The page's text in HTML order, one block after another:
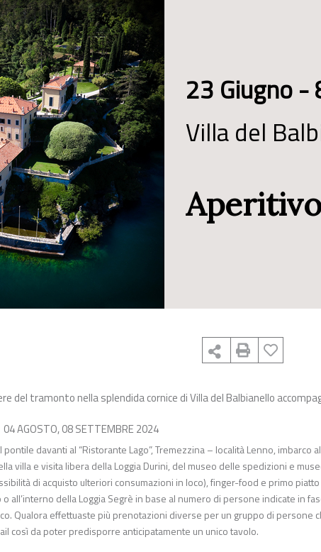
23 Giugno
Villa del
del tramonto nella splendida cornice di Villa del Balbianello
04 AGOSTO, 08 SETTEMBRE 2024
davanti al “Ristorante Lago”, Tremezzina – località Lenno, imbarco
villa e visita libera della Loggia Durini, del museo delle spedizioni e
di acquisto ulteriori consumazioni in loco), finger-food e primo
all’interno della Loggia Segrè in base al numero di persone indicate in
Qualora effettuaste più prenotazioni diverse per un gruppo di persone
così da poter predisporre anticipatamente un unico tavolo.